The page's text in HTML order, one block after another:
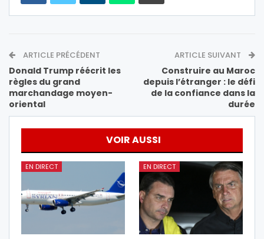
ARTICLE PRÉCÉDENT
Donald Trump réécrit les
règles du grand
marchandage moyen-
oriental
ARTICLE SUIVANT
Construire au Maroc
depuis l’étranger : le défi
de la confiance dans la
durée
VOIR AUSSI
EN DIRECT EN DIRECT